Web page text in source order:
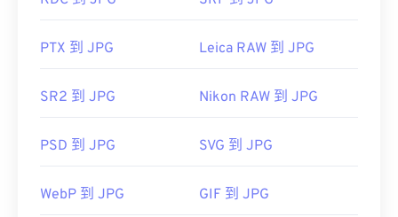
PTX 到 JPG Leica RAW 到 JPG
SR2 到 JPG Nikon RAW 到 JPG
PSD 到 JPG SVG 到 JPG
WebP 到 JPG GIF 到 JPG